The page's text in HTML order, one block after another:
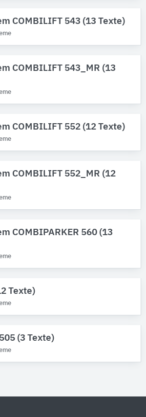
COMBILIFT 543 (13 Texte)
COMBILIFT 543_MR (13
COMBILIFT 552 (12 Texte)
COMBILIFT 552_MR (12
COMBIPARKER 560 (13
Texte)
(3 Texte)